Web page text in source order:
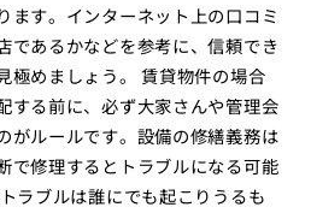
ます。インターネット上の口コミ
であるかなどを参考に、信頼でき
極めましょう。 賃貸物件の場合
する前に、必ず大家さんや管理会
がルールです。設備の修繕義務は
で修理するとトラブルになる可能
ラブルは誰にでも起こりうるも